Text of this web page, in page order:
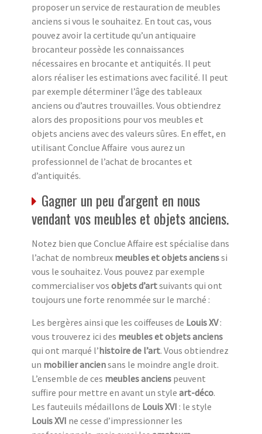
proposer un service de restauration de meubles
anciens si vous le souhaitez. En tout cas, vous
pouvez avoir la certitude qu’un antiquaire
brocanteur possède les connaissances
nécessaires en brocante et antiquités. Il peut
alors réaliser les estimations avec facilité. Il peut
par exemple déterminer l’âge des tableaux
anciens ou d’autres trouvailles. Vous obtiendrez
alors des propositions pour vos meubles et
objets anciens avec des valeurs sûres. En effet, en
utilisant Conclue Affaire vous aurez un
professionnel de l’achat de brocantes et
d’antiquités.
Gagner un peu d'argent en nous
vendant vos meubles et objets anciens.
Notez bien que Conclue Affaire est spécialise dans
l’achat de nombreux meubles et objets ancienssi
vous le souhaitez. Vous pouvez par exemple
commercialiser vos objets d’artsuivants qui ont
toujours une forte renommée sur le marché :
Les bergères ainsi que les coiffeuses de Louis XV:
vous trouverez ici des meubles et objets anciens
qui ont marqué l’histoire de l’art. Vous obtiendrez
un mobilier anciensans le moindre angle droit.
L’ensemble de ces meubles anciens peuvent
suffire pour mettre en avant un style art-déco.
Les fauteuils médaillons de Louis XVI : le style
Louis XVI ne cesse d’impressionner les